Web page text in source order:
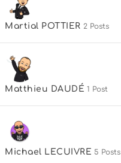
Martial POTTIER 2 Posts
Matthieu DAUDÉ 1 Post
Michael LECUIVRE 5 Posts